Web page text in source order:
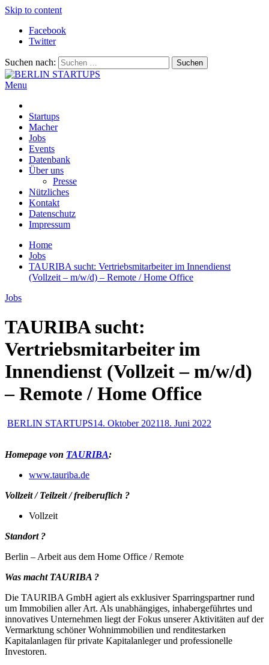
Skip to content
Facebook
Twitter
Suchen nach:
Menu
Startups
Macher
Jobs
Events
Datenbank
Über uns
Presse
Nützliches
Kontakt
Datenschutz
Impressum
Home
Jobs
TAURIBA sucht: Vertriebsmitarbeiter im Innendienst
(Vollzeit – m/w/d) – Remote / Home Office
Jobs
TAURIBA sucht:
Vertriebsmitarbeiter im
Innendienst (Vollzeit – m/w/d)
– Remote / Home Office
BERLIN STARTUPS14. Oktober 202118. Juni 2022
Homepage von TAURIBA:
www.tauriba.de
Vollzeit / Teilzeit / freiberuflich ?
Vollzeit
Standort ?
Berlin – Arbeit aus dem Home Office / Remote
Was macht TAURIBA ?
Die TAURIBA GmbH agiert als exklusiver Sparringspartner rund
um Immobilien aller Art. Als unabhängiges, inhabergeführtes und
innovatives Unternehmen liegt der Fokus unserer Aktivitäten auf der
Vermarktung schöner Wohnimmobilien und renditestarken
Kapitalanlagen für private Kapitalanleger und professionelle
Investoren.